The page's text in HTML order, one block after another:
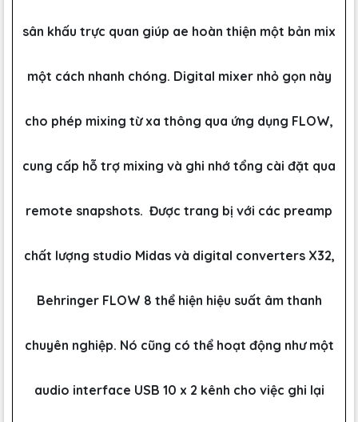
sân khấu trực quan giúp ae hoàn thiện một bản mix
một cách nhanh chóng. Digital mixer nhỏ gọn này
cho phép mixing từ xa thông qua ứng dụng FLOW,
cung cấp hỗ trợ mixing và ghi nhớ tổng cài đặt qua
remote snapshots. Được trang bị với các preamp
chất lượng studio Midas và digital converters X32,
Behringer FLOW 8 thể hiện hiệu suất âm thanh
chuyên nghiệp. Nó cũng có thể hoạt động như một
audio interface USB 10 x 2 kênh cho việc ghi lại